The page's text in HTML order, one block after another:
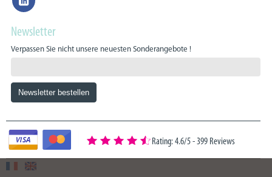
Newsletter
Verpassen Sie nicht unsere neuesten Sonderangebote !
Rating: 4.6/5-399 Reviews